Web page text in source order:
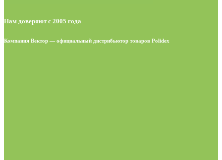
Нам доверяют с 2005 года
Компания Вектор — официальный дистрибьютор товаров Polidex